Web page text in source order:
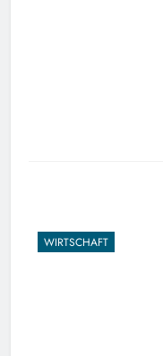
WIRTSCHAFT